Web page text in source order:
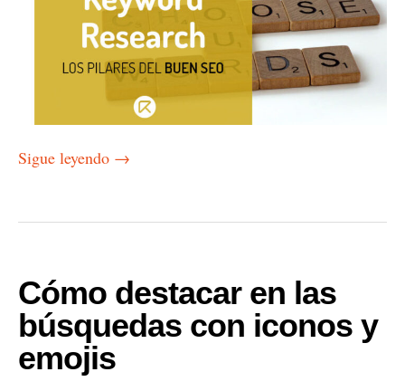
Sigue leyendo →
Cómo destacar en las
búsquedas con iconos y
emojis